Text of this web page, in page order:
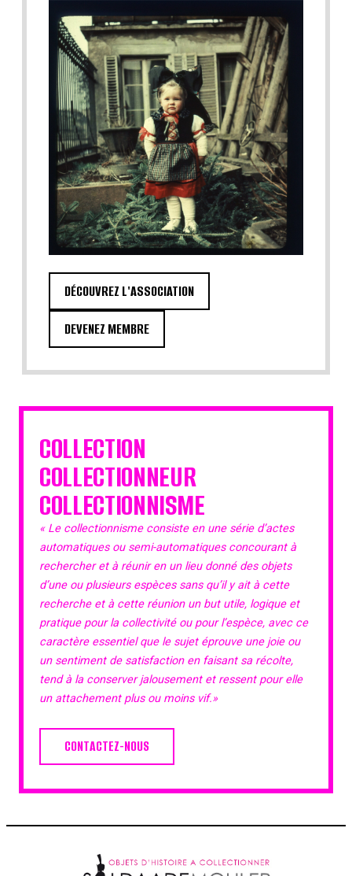
DÉCOUVREZ L'ASSOCIATION
DEVENEZ MEMBRE
COLLECTION
COLLECTIONNEUR
COLLECTIONNISME
« Le collectionnisme consiste en une série d’actes
automatiques ou semi-automatiques concourant à
rechercher et à réunir en un lieu donné des objets
d’une ou plusieurs espèces sans qu’il y ait à cette
recherche et à cette réunion un but utile, logique et
pratique pour la collectivité ou pour l’espèce, avec ce
caractère essentiel que le sujet éprouve une joie ou
un sentiment de satisfaction en faisant sa récolte,
tend à la conserver jalousement et ressent pour elle
un attachement plus ou moins vif.»
CONTACTEZ-NOUS